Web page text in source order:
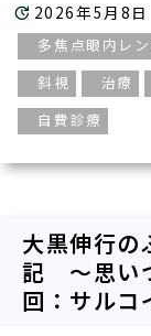
正秋会について
2026年5月8日
多焦点眼内レ
斜視
治療
自費診療
大黒伸行の
記 ～思い
回：サルコ